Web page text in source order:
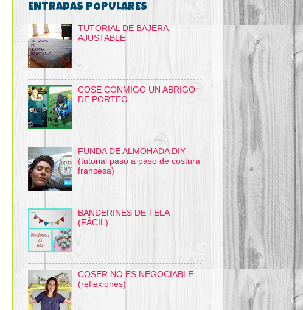
ENTRADAS POPULARES
TUTORIAL DE BAJERA
AJUSTABLE
COSE CONMIGO UN ABRIGO
DE PORTEO
FUNDA DE ALMOHADA DIY
(tutorial paso a paso de costura
francesa)
BANDERINES DE TELA
(FÁCIL)
COSER NO ES NEGOCIABLE
(reflexiones)